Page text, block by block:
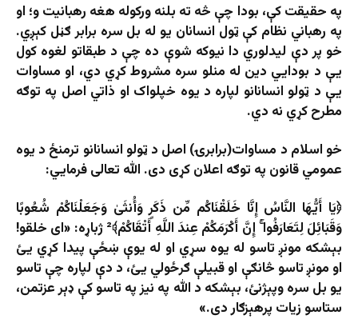
په حقیقت کې، بودا چې څه ته بلنه ورکوله هغه رهبانیت و؛ او
په رهباني نظام کې ټول انسانان یو له بل سره برابر ګڼل کېږي.
خو پر دې لیدلوري دا نیوکه شوې ده چې د طبقاتو لغوه کول
یې د بودایي دین له منلو سره مشروط کړي دي، او مساوات
یې د ټولو انسانانو لپاره د یوه خپلواک او ذاتي اصل په توګه
مطرح کړي نه دي.
خو اسلام د مساوات(برابرۍ) اصل د ټولو انسانانو ترمنځ د یوه
عمومي قانون په توګه اعلان کړی دی. الله تعالی فرمایي:
﴿يَا أَيُّهَا النَّاسُ إِنَّا خَلَقْنَاكُم مِّن ذَكَرٍ وَأُنثَىٰ وَجَعَلْنَاكُمْ شُعُوبًا
وَقَبَائِلَ لِتَعَارَفُوا ۚ إِنَّ أَكْرَمَكُمْ عِندَ اللَّهِ أَتْقَاكُمْ﴾² ژباړه: «اى خلقو!
بېشكه مونږ تاسو له يوه سړي او له یوې ښځې پیدا كړي یئ
او مونږ تاسو څانګې او قبیلې ګرځولي یئ، د دې لپاره چې تاسو
یو بل سره وپېژنئ، بېشكه د الله په نیز په تاسو كې ډېر عزتمن،
ستاسو زیات پرهېزګار دى.»